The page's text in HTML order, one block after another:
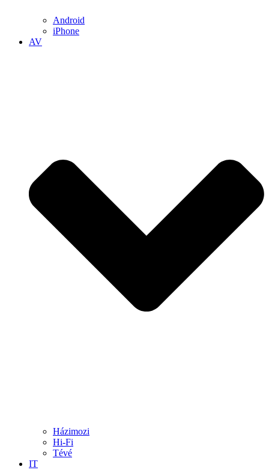
Android
iPhone
AV
Házimozi
Hi-Fi
Tévé
IT